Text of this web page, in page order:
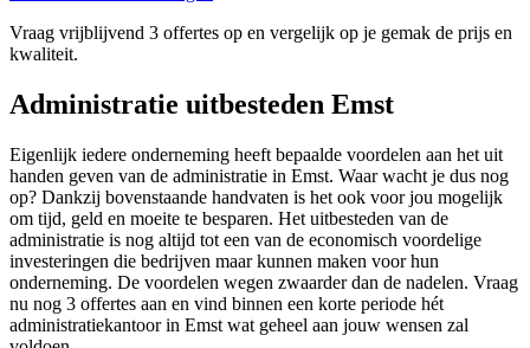
Vraag vrijblijvend 3 offertes op en vergelijk op je gemak de prijs en
kwaliteit.
Administratie uitbesteden Emst
Eigenlijk iedere onderneming heeft bepaalde voordelen aan het uit
handen geven van de administratie in Emst. Waar wacht je dus nog
op? Dankzij bovenstaande handvaten is het ook voor jou mogelijk
om tijd, geld en moeite te besparen. Het uitbesteden van de
administratie is nog altijd tot een van de economisch voordelige
investeringen die bedrijven maar kunnen maken voor hun
onderneming. De voordelen wegen zwaarder dan de nadelen. Vraag
nu nog 3 offertes aan en vind binnen een korte periode hét
administratiekantoor in Emst wat geheel aan jouw wensen zal